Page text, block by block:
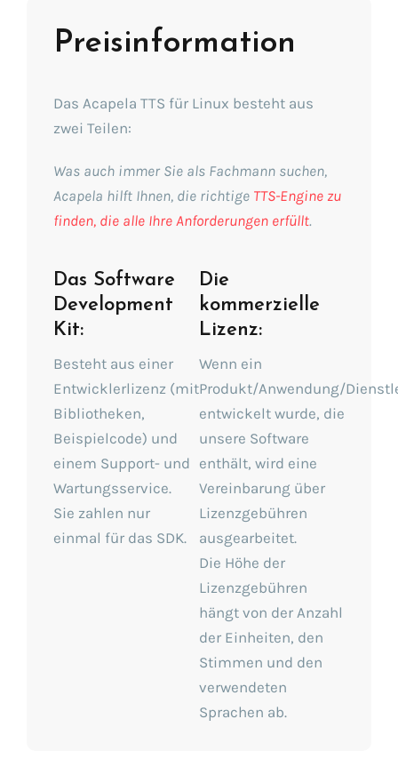
Preisinformation
Das Acapela TTS für Linux besteht aus
zwei Teilen:
Was auch immer Sie als Fachmann suchen,
Acapela hilft Ihnen, die richtige TTS-Engine zu
finden, die alle Ihre Anforderungen erfüllt.
Das Software
Development
Kit:
Besteht aus einer
Entwicklerlizenz (mit
Bibliotheken,
Beispielcode) und
einem Support- und
Wartungsservice.
Sie zahlen nur
einmal für das SDK.
Die
kommerzielle
Lizenz:
Wenn ein
Produkt/Anwendung/
entwickelt wurde, die
unsere Software
enthält, wird eine
Vereinbarung über
Lizenzgebühren
ausgearbeitet.
Die Höhe der
Lizenzgebühren
hängt von der Anzahl
der Einheiten, den
Stimmen und den
verwendeten
Sprachen ab.